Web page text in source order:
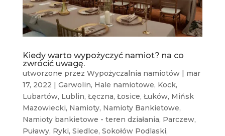
Kiedy warto wypożyczyć namiot? na co
zwrócić uwagę.
utworzone przez Wypożyczalnia namiotów| mar
17, 2022 | Garwolin, Hale namiotowe, Kock,
Lubartów, Lublin, Łęczna, Łosice, Łuków, Mińsk
Mazowiecki, Namioty, Namioty Bankietowe,
Namioty bankietowe - teren działania, Parczew,
Puławy, Ryki, Siedlce, Sokołów Podlaski,